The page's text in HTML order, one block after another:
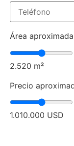
Área
2.520 m²
Precio
1.010.000 USD